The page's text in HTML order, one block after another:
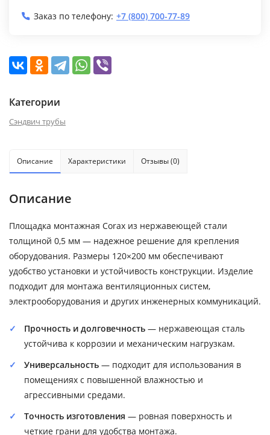
Заказ по телефону: +7 (800) 700-77-89
Категории
Сэндвич трубы
Описание Характеристики Отзывы (0)
Описание
Площадка монтажная Corax из нержавеющей стали
толщиной 0,5 мм — надежное решение для крепления
оборудования. Размеры 120×200 мм обеспечивают
удобство установки и устойчивость конструкции. Изделие
подходит для монтажа вентиляционных систем,
электрооборудования и других инженерных коммуникаций.
Прочность и долговечность — нержавеющая сталь
устойчива к коррозии и механическим нагрузкам.
Универсальность — подходит для использования в
помещениях с повышенной влажностью и
агрессивными средами.
Точность изготовления — ровная поверхность и
четкие грани для удобства монтажа.